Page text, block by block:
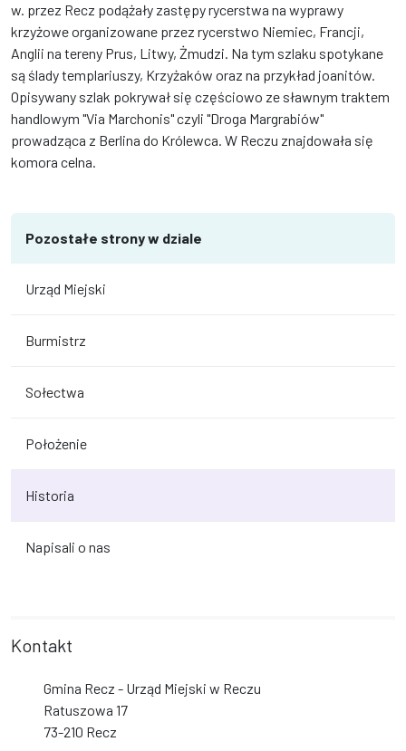
w. przez Recz podążały zastępy rycerstwa na wyprawy
krzyżowe organizowane przez rycerstwo Niemiec, Francji,
Anglii na tereny Prus, Litwy, Żmudzi. Na tym szlaku spotykane
są ślady templariuszy, Krzyżaków oraz na przykład joanitów.
Opisywany szlak pokrywał się częściowo ze sławnym traktem
handlowym "Via Marchonis" czyli "Droga Margrabiów"
prowadząca z Berlina do Królewca. W Reczu znajdowała się
komora celna.
Pozostałe strony w dziale
Urząd Miejski
Burmistrz
Sołectwa
Położenie
Historia
Napisali o nas
Kontakt
Gmina Recz - Urząd Miejski w Reczu
Ratuszowa 17
73-210 Recz